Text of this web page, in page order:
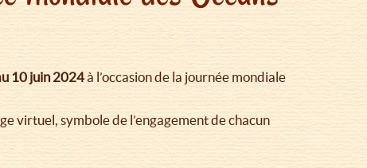
10 juin 2024à l’occasion de la journée mondiale
virtuel, symbole de l’engagement de chacun